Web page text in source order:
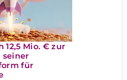
12,5 Mio. € zur
für